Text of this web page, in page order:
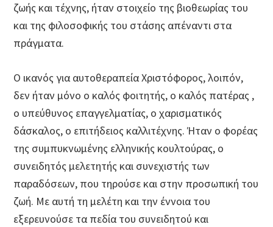
ζωής και τέχνης, ήταν στοιχείο της βιοθεωρίας του
και της φιλοσοφικής του στάσης απέναντι στα
πράγματα.
Ο ικανός για αυτοθεραπεία Χριστόφορος, λοιπόν,
δεν ήταν μόνο ο καλός φοιτητής, ο καλός πατέρας ,
ο υπεύθυνος επαγγελματίας, ο χαρισματικός
δάσκαλος, ο επιτήδειος καλλιτέχνης. Ήταν ο φορέας
της συμπυκνωμένης ελληνικής κουλτούρας, ο
συνειδητός μελετητής και συνεχιστής των
παραδόσεων, που τηρούσε και στην προσωπική του
ζωή. Με αυτή τη μελέτη και την έννοια του
εξερευνούσε τα πεδία του συνειδητού και